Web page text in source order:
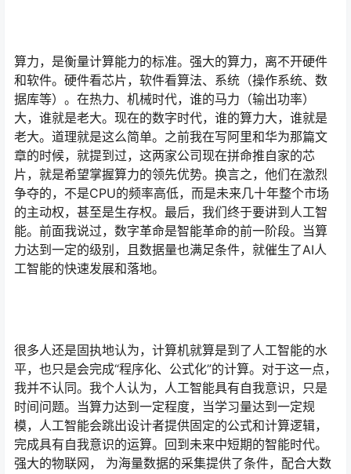
算力，是衡量计算能力的标准。强大的算力，离不开硬件
和软件。硬件看芯片，软件看算法、系统（操作系统、数
据库等）。在热力、机械时代，谁的马力（输出功率）
大，谁就是老大。现在的数字时代，谁的算力大，谁就是
老大。道理就是这么简单。之前我在写阿里和华为那篇文
章的时候，就提到过，这两家公司现在拼命推自家的芯
片，就是希望掌握算力的领先优势。换言之，他们在激烈
争夺的，不是CPU的频率高低，而是未来几十年整个市场
的主动权，甚至是生存权。最后，我们终于要讲到人工智
能。前面我说过，数字革命是智能革命的前一阶段。当算
力达到一定的级别，且数据量也满足条件，就催生了AI人
工智能的快速发展和落地。
很多人还是固执地认为，计算机就算是到了人工智能的水
平，也只是会完成“程序化、公式化”的计算。对于这一点，
我并不认同。我个人认为，人工智能具有自我意识，只是
时间问题。当算力达到一定程度，当学习量达到一定规
模，人工智能会跳出设计者提供固定的公式和计算逻辑，
完成具有自我意识的运算。回到未来中短期的智能时代。
强大的物联网， 为海量数据的采集提供了条件，配合大数